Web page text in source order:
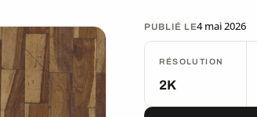
PUBLIÉ LE4 mai 2026
RÉSOLUTION
2K